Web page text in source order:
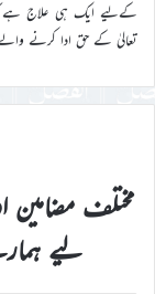
کےلیے ایک ہی علاج ہے کہ
تعالیٰ کے حق ادا کرنے
مختلف
لیے